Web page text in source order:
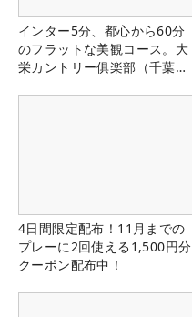
インター5分、都心から60分
のフラットな美観コース。大
栄カントリー俱楽部（千葉
4日間限定配布！11月までの
プレーに2回使える1,500円分
クーポン配布中！